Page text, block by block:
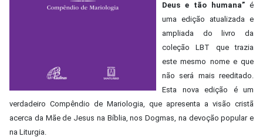
Deus e tão humana” é
uma edição atualizada e
ampliada do livro da
coleção LBT que trazia
este mesmo nome e que
não será mais reeditado.
Esta nova edição é um
verdadeiro Compêndio de Mariologia, que apresenta a visão cristã
acerca da Mãe de Jesus na Bíblia, nos Dogmas, na devoção popular e
na Liturgia.